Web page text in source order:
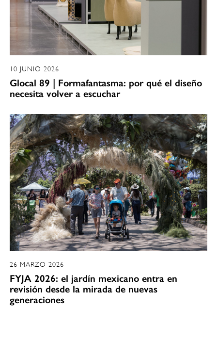
10 JUNIO 2026
Glocal 89 | Formafantasma: por qué el diseño
necesita volver a escuchar
26 MARZO 2026
FYJA 2026: el jardín mexicano entra en
revisión desde la mirada de nuevas
generaciones